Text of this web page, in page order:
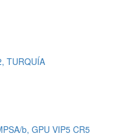
TURQUÍA
b, GPU VIP5 CR5